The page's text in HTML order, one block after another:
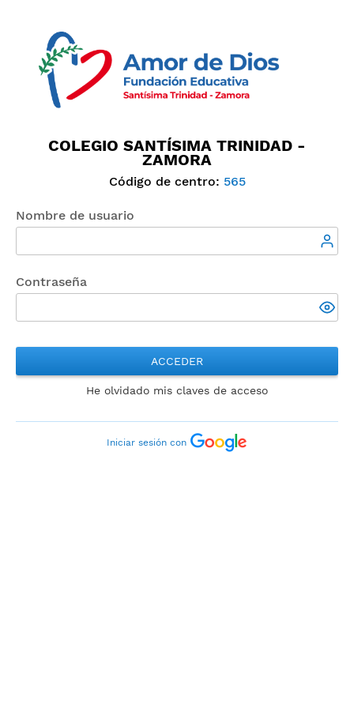
COLEGIO SANTÍSIMA TRINIDAD -
ZAMORA
Código de centro: 565
Nombre de usuario
Contraseña
ACCEDER
He olvidado mis claves de acceso
Iniciar sesión con